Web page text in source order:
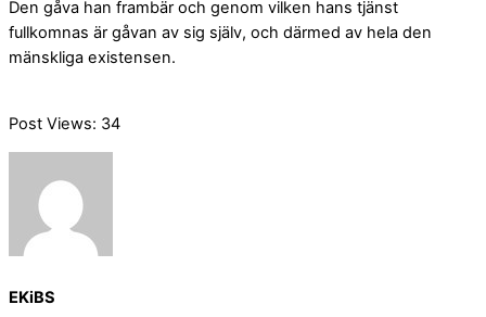
Den gåva han frambär och genom vilken hans tjänst
fullkomnas är gåvan av sig själv, och därmed av hela den
mänskliga existensen.
Post Views: 34
EKiBS